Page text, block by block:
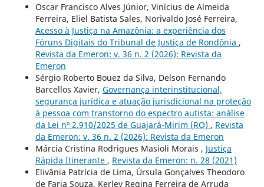
Oscar Francisco Alves Júnior, Vinícius de Almeida
Ferreira, Eliel Batista Sales, Norivaldo José Ferreira,
Acesso à Justiça na Amazônia: a experiência dos
Fóruns Digitais do Tribunal de Justiça de Rondônia ,
Revista da Emeron: v. 36 n. 2 (2026): Revista da
Emeron
Sérgio Roberto Bouez da Silva, Delson Fernando
Barcellos Xavier, Governança interinstitucional,
segurança jurídica e atuação jurisdicional na proteção
à pessoa com transtorno do espectro autista: análise
da Lei nº 2.910/2025 de Guajará-Mirim (RO) , Revista
da Emeron: v. 36 n. 2 (2026): Revista da Emeron
Márcia Cristina Rodrigues Masioli Morais , Justiça
Rápida Itinerante , Revista da Emeron: n. 28 (2021)
Elivânia Patrícia de Lima, Úrsula Gonçalves Theodoro
de Faria Souza, Kerley Regina Ferreira de Arruda